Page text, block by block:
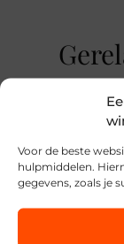
Voor de beste
hulpmiddelen.
gegevens, zoals je
Seizoen
Light Blue